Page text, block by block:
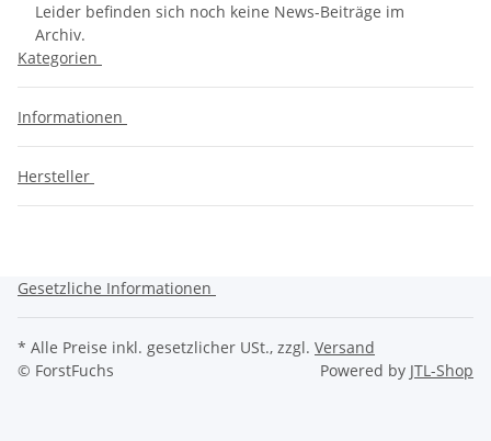
Leider befinden sich noch keine News-Beiträge im
Archiv.
Kategorien
Informationen
Hersteller
Gesetzliche Informationen
* Alle Preise inkl. gesetzlicher USt., zzgl. Versand
© ForstFuchs
Powered by JTL-Shop